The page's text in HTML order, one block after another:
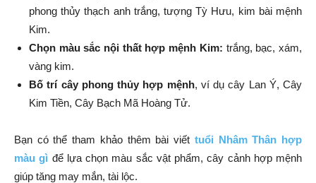
phong thủy thạch anh trắng, tượng Tỳ Hưu, kim bài mệnh
Kim.
Chọn màu sắc nội thất hợp mệnh Kim: trắng, bạc, xám,
vàng kim.
Bố trí cây phong thủy hợp mệnh, ví dụ cây Lan Ý, Cây
Kim Tiền, Cây Bạch Mã Hoàng Tử.
Bạn có thể tham khảo thêm bài viết tuổi Nhâm Thân hợp
màu gì để lựa chọn màu sắc vật phẩm, cây cảnh hợp mệnh
giúp tăng may mắn, tài lộc.